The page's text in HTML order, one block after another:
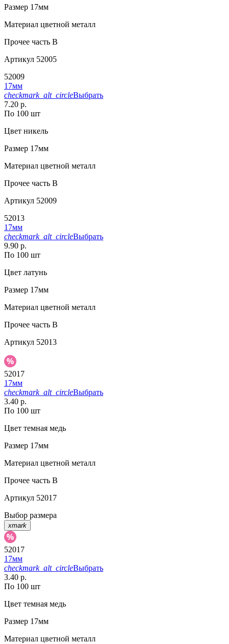
Размер 17мм
Материал цветной металл
Прочее часть В
Артикул 52005
52009
17мм
checkmark_alt_circleВыбрать
7.20 р.
По 100 шт
Цвет никель
Размер 17мм
Материал цветной металл
Прочее часть В
Артикул 52009
52013
17мм
checkmark_alt_circleВыбрать
9.90 р.
По 100 шт
Цвет латунь
Размер 17мм
Материал цветной металл
Прочее часть В
Артикул 52013
52017
17мм
checkmark_alt_circleВыбрать
3.40 р.
По 100 шт
Цвет темная медь
Размер 17мм
Материал цветной металл
Прочее часть В
Артикул 52017
Выбор размера
xmark
52017
17мм
checkmark_alt_circleВыбрать
3.40 р.
По 100 шт
Цвет темная медь
Размер 17мм
Материал цветной металл